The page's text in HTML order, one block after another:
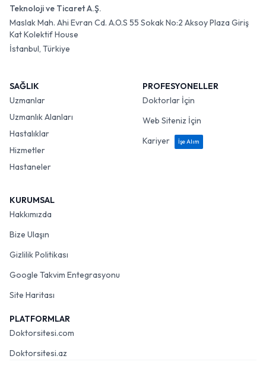
Teknoloji ve Ticaret A.Ş.
Maslak Mah. Ahi Evran Cd. A.O.S 55 Sokak No:2 Aksoy Plaza Giriş
Kat Kolektif House
İstanbul, Türkiye
SAĞLIK
Uzmanlar
Uzmanlık Alanları
Hastalıklar
Hizmetler
Hastaneler
PROFESYONELLER
Doktorlar İçin
Web Siteniz İçin
Kariyer
İşe Alım
KURUMSAL
Hakkımızda
Bize Ulaşın
Gizlilik Politikası
Google Takvim Entegrasyonu
Site Haritası
PLATFORMLAR
Doktorsitesi.com
Doktorsitesi.az